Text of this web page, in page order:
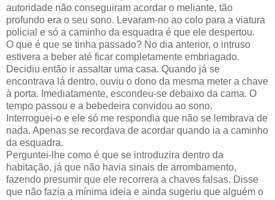
autoridade não conseguiram acordar o meliante, tão
profundo era o seu sono. Levaram-no ao colo para a viatura
policial e só a caminho da esquadra é que ele despertou.
O que é que se tinha passado? No dia anterior, o intruso
estivera a beber até ficar completamente embriagado.
Decidiu então ir assaltar uma casa. Quando já se
encontrava lá dentro, ouviu o dono da mesma meter a chave
à porta. Imediatamente, escondeu-se debaixo da cama. O
tempo passou e a bebedeira convidou ao sono.
Interroguei-o e ele só me respondia que não se lembrava de
nada. Apenas se recordava de acordar quando ia a caminho
da esquadra.
Perguntei-lhe como é que se introduzira dentro da
habitação, já que não havia sinais de arrombamento,
fazendo presumir que ele recorrera a chaves falsas. Disse
que não fazia a mínima ideia e ainda sugeriu que alguém o